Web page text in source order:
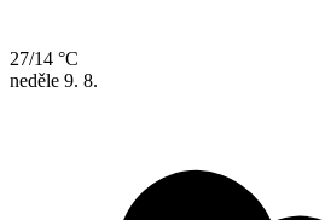
27/14 °C
neděle 9. 8.